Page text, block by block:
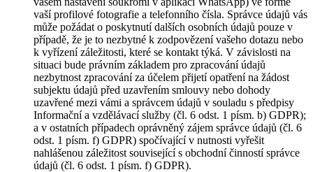
vaší profilové fotografie a telefonního čísla. Správce údajů vás
může požádat o poskytnutí dalších osobních údajů pouze v
případě, že je to nezbytné k zodpovězení vašeho dotazu nebo
k vyřízení záležitosti, které se kontakt týká. V závislosti na
situaci bude právním základem pro zpracování údajů
nezbytnost zpracování za účelem přijetí opatření na žádost
subjektu údajů před uzavřením smlouvy nebo dohody
uzavřené mezi vámi a správcem údajů v souladu s předpisy
Informační a vzdělávací služby (čl. 6 odst. 1 písm. b) GDPR);
a v ostatních případech oprávněný zájem správce údajů (čl. 6
odst. 1 písm. f) GDPR) spočívající v nutnosti vyřešit
nahlášenou záležitost související s obchodní činností správce
údajů (čl. 6 odst. 1 písm. f) GDPR).